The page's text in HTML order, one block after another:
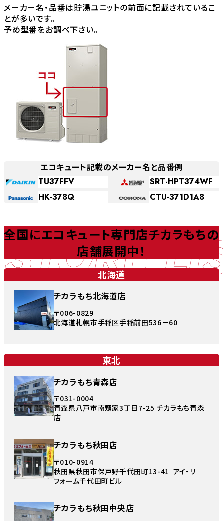
メーカー名・品番は貯湯ユニットの前面に記載されているこ
とが多いです。
予め型番をお調べ下さい。
エコキュート記載のメーカー名と品番例
TU37FFV
SRT-HPT374WF
HK-378Q
CTU-371D1A8
STORE
全国にエコキュート専門店チカラもちの
店舗展開中！
北海道
チカラもち北海道店
〒006-0829
北海道札幌市手稲区手稲前田536－60
東北
チカラもち青森店
〒031-0004
青森県八戸市南類家3丁目7-25 チカラもち青森
店
チカラもち秋田店
〒010-0914
秋田県秋田市保戸野千代田町13-41 アイ・リ
フォーム千代田町ビル
チカラもち秋田中央店